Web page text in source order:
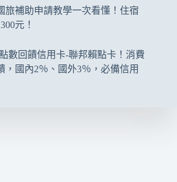
旅補助申請教學一次看懂！住宿
元！
數回饋信用卡-聯邦賴點卡！消費
，國內2％、國外3％，必備信用